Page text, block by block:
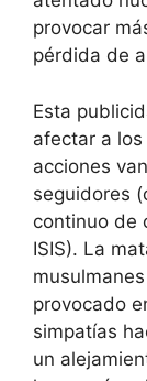
provocar
pérdida de
Esta
afectar a
acciones
seguidores
continuo de
ISIS). La
provocado
simpatías
un